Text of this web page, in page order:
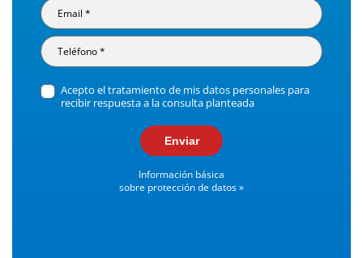
Acepto el tratamiento de mis datos personales para
recibir respuesta a la consulta planteada
Enviar
Información básica
sobre protección de datos »